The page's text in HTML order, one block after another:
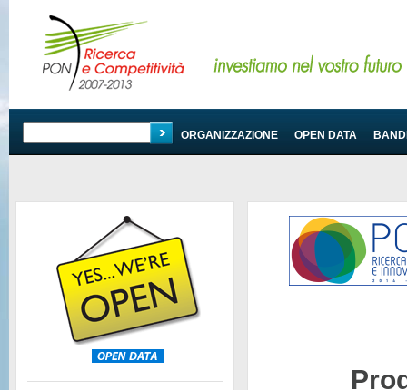
PROGRAMMA ORGANIZZAZIONE OPEN DATA